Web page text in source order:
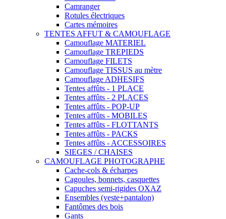
Camranger
Rotules électriques
Cartes mémoires
TENTES AFFUT & CAMOUFLAGE
Camouflage MATERIEL
Camouflage TREPIEDS
Camouflage FILETS
Camouflage TISSUS au mètre
Camouflage ADHESIFS
Tentes affûts - 1 PLACE
Tentes affûts - 2 PLACES
Tentes affûts - POP-UP
Tentes affûts - MOBILES
Tentes affûts - FLOTTANTS
Tentes affûts - PACKS
Tentes affûts - ACCESSOIRES
SIEGES / CHAISES
CAMOUFLAGE PHOTOGRAPHE
Cache-cols & écharpes
Cagoules, bonnets, casquettes
Capuches semi-rigides OXAZ
Ensembles (veste+pantalon)
Fantômes des bois
Gants